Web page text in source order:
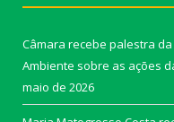
Câmara recebe palestra
Ambiente sobre as ações da
maio de 2026